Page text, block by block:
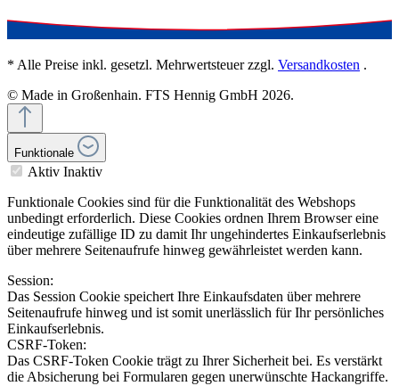
* Alle Preise inkl. gesetzl. Mehrwertsteuer zzgl. Versandkosten .
© Made in Großenhain. FTS Hennig GmbH 2026.
Funktionale
Aktiv Inaktiv
Funktionale Cookies sind für die Funktionalität des Webshops
unbedingt erforderlich. Diese Cookies ordnen Ihrem Browser eine
eindeutige zufällige ID zu damit Ihr ungehindertes Einkaufserlebnis
über mehrere Seitenaufrufe hinweg gewährleistet werden kann.
Session:
Das Session Cookie speichert Ihre Einkaufsdaten über mehrere
Seitenaufrufe hinweg und ist somit unerlässlich für Ihr persönliches
Einkaufserlebnis.
CSRF-Token:
Das CSRF-Token Cookie trägt zu Ihrer Sicherheit bei. Es verstärkt
die Absicherung bei Formularen gegen unerwünschte Hackangriffe.